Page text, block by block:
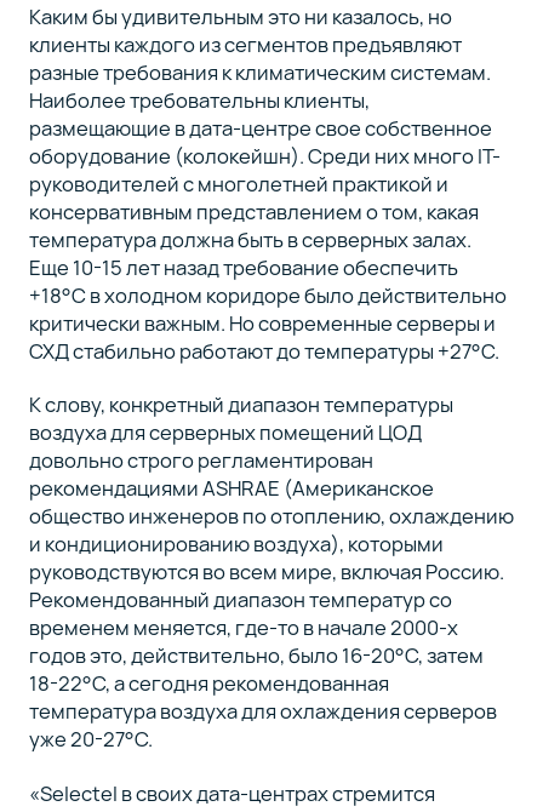
Каким бы удивительным это ни казалось, но
клиенты каждого из сегментов предъявляют
разные требования к климатическим системам.
Наиболее требовательны клиенты,
размещающие в дата-центре свое собственное
оборудование (колокейшн). Среди них много IT-
руководителей с многолетней практикой и
консервативным представлением о том, какая
температура должна быть в серверных залах.
Еще 10-15 лет назад требование обеспечить
+18°C в холодном коридоре было действительно
критически важным. Но современные серверы и
СХД стабильно работают до температуры +27°C.
К слову, конкретный диапазон температуры
воздуха для серверных помещений ЦОД
довольно строго регламентирован
рекомендациями ASHRAE (Американское
общество инженеров по отоплению, охлаждению
и кондиционированию воздуха), которыми
руководствуются во всем мире, включая Россию.
Рекомендованный диапазон температур со
временем меняется, где-то в начале 2000-х
годов это, действительно, было 16-20°C, затем
18-22°C, а сегодня рекомендованная
температура воздуха для охлаждения серверов
уже 20-27°C.
«Selectel в своих дата-центрах стремится